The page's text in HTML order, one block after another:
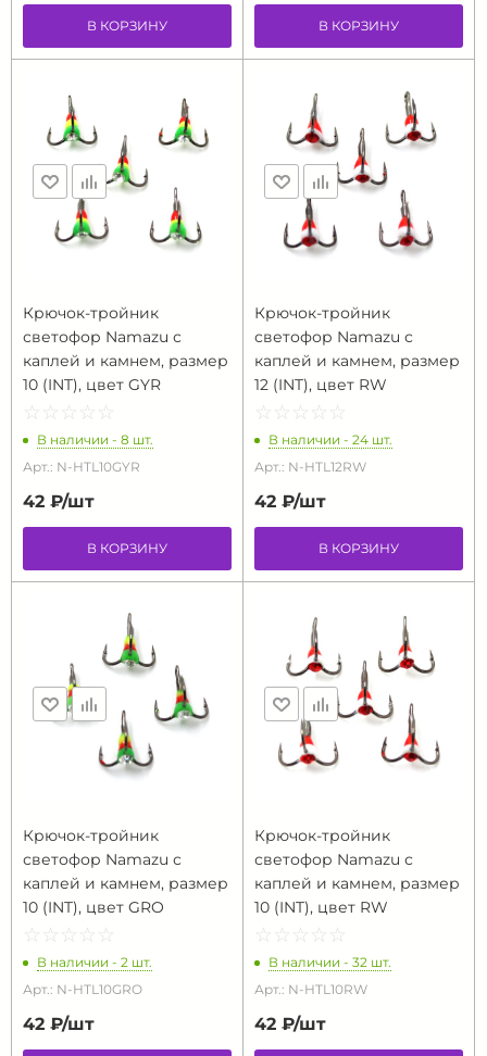
В КОРЗИНУ В КОРЗИНУ
Крючок-тройник
светофор Namazu с
каплей и камнем, размер
10 (INT), цвет GYR
☆ ☆ ☆ ☆ ☆
★ ★ ★ ★ ★
В наличии - 8 шт.
Арт.: N-HTL10GYR
42 ₽/шт
В КОРЗИНУ
Крючок-тройник
светофор Namazu с
каплей и камнем, размер
12 (INT), цвет RW
☆ ☆ ☆ ☆ ☆
★ ★ ★ ★ ★
В наличии - 24 шт.
Арт.: N-HTL12RW
42 ₽/шт
В КОРЗИНУ
Крючок-тройник
светофор Namazu с
каплей и камнем, размер
10 (INT), цвет GRO
☆ ☆ ☆ ☆ ☆
★ ★ ★ ★ ★
В наличии - 2 шт.
Арт.: N-HTL10GRO
42 ₽/шт
Крючок-тройник
светофор Namazu с
каплей и камнем, размер
10 (INT), цвет RW
☆ ☆ ☆ ☆ ☆
★ ★ ★ ★ ★
В наличии - 32 шт.
Арт.: N-HTL10RW
42 ₽/шт